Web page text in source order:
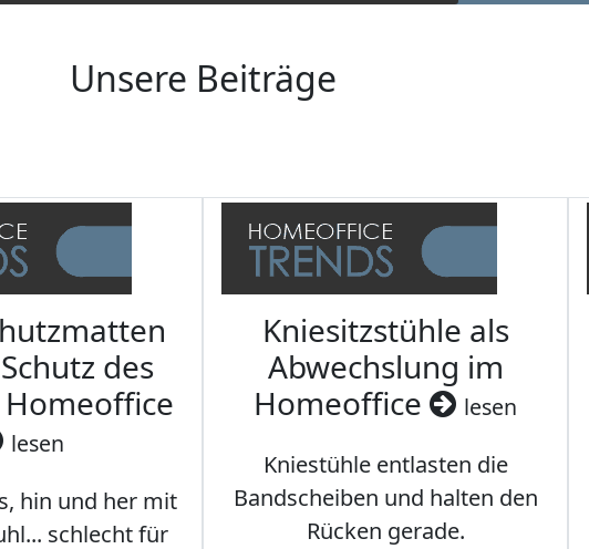
Unsere Beiträge
des
lesen
hin und her mit
schlecht für
Kniesitzstühle als
Abwechslung im
Homeoffice
lesen
Kniestühle entlasten die
Bandscheiben und halten den
Rücken gerade.